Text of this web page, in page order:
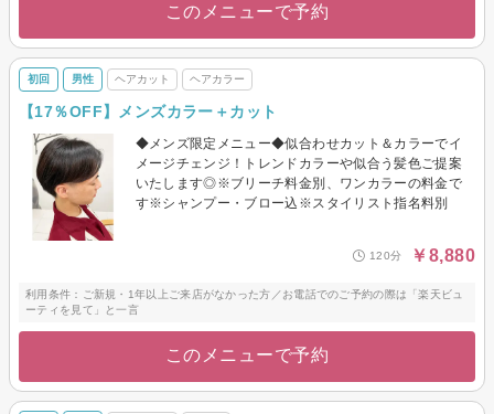
このメニューで予約
初回 男性 ヘアカット ヘアカラー
【17％OFF】メンズカラー＋カット
◆メンズ限定メニュー◆似合わせカット＆カラーでイ
メージチェンジ！トレンドカラーや似合う髪色ご提案
いたします◎※ブリーチ料金別、ワンカラーの料金で
す※シャンプー・ブロー込※スタイリスト指名料別
120分 ￥8,880
利用条件：ご新規・1年以上ご来店がなかった方／お電話でのご予約の際は「楽天ビュ
ーティを見て」と一言
このメニューで予約